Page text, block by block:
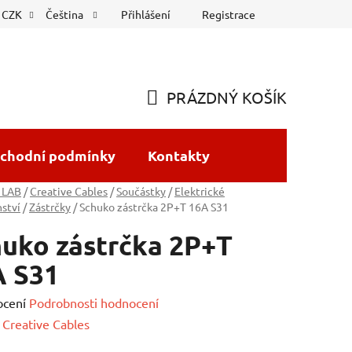
CZK Čeština Přihlášení Registrace
KOŠÍK
PRÁZDNÝ KOŠÍK
podmínky Kontakty
/ Creative Cables /Součástky / Elektrické
/Zástrčky /Schuko zástrčka 2P+T 16A S31
zástrčka 2P+T
S31
Podrobnosti hodnocení
Creative Cables